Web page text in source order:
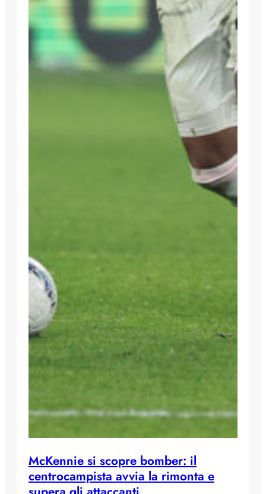
McKennie si scopre bomber: il
centrocampista avvia la rimonta e